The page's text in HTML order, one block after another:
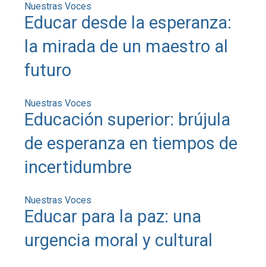
Nuestras Voces
Educar desde la esperanza:
la mirada de un maestro al
futuro
Nuestras Voces
Educación superior: brújula
de esperanza en tiempos de
incertidumbre
Nuestras Voces
Educar para la paz: una
urgencia moral y cultural